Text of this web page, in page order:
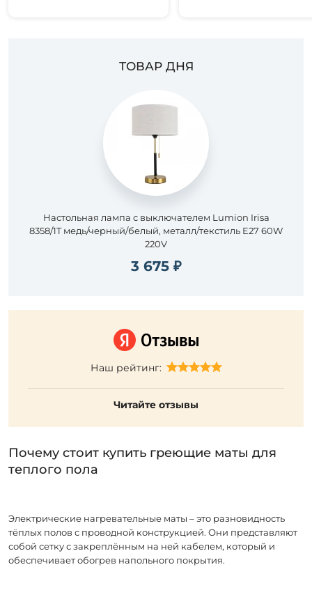
ТОВАР ДНЯ
Настольная лампа с выключателем Lumion Irisa
8358/1T медь/черный/белый, металл/текстиль E27 60W
220V
3 675 ₽
Наш рейтинг:
Читайте отзывы
Почему стоит купить греющие маты для
теплого пола
Электрические нагревательные маты – это разновидность
тёплых полов с проводной конструкцией. Они представляют
собой сетку с закреплённым на ней кабелем, который и
обеспечивает обогрев напольного покрытия.